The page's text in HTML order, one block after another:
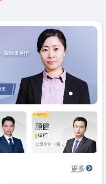
顾健
律师
公司企业 丨婚姻
房产纠纷
更多